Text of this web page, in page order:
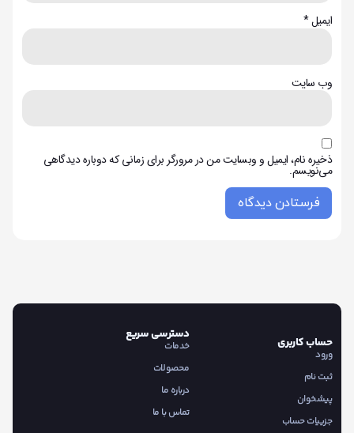
ایمیل*
وب‌ سایت
ذخیره نام، ایمیل و وبسایت من در مرورگر برای زمانی که دوباره دیدگاهی
می‌نویسم.
حساب کاربری
ورود
ثبت نام
پیشخوان
جزییات حساب
دسترسی سریع
خدمات
محصولات
درباره ما
تماس با ما